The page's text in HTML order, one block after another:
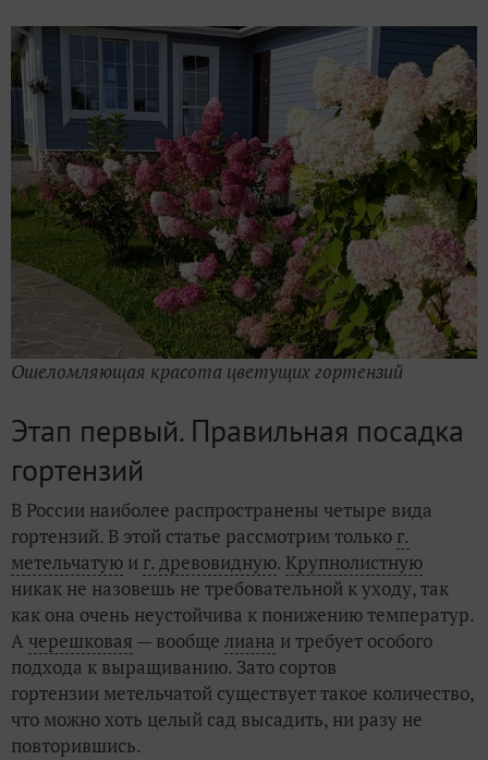
Ошеломляющая красота цветущих гортензий
Этап первый. Правильная посадка
гортензий
В России наиболее распространены четыре вида
гортензий. В этой статье рассмотрим только г.
метельчатую и г. древовидную. Крупнолистную
никак не назовешь не требовательной к уходу, так
как она очень неустойчива к понижению температур.
А черешковая — вообще лиана и требует особого
подхода к выращиванию. Зато сортов
гортензии метельчатой существует такое количество,
что можно хоть целый сад высадить, ни разу не
повторившись.